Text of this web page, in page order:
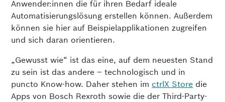
Anwender:innen die für ihren Bedarf ideale
Automatisierungslösung erstellen können. Außerdem
können sie hier auf Beispielapplikationen zugreifen
und sich daran orientieren.
„Gewusst wie“ ist das eine, auf dem neuesten Stand
zu sein ist das andere – technologisch und in
puncto Know-how. Daher stehen im ctrlX Store die
Apps von Bosch Rexroth sowie die der Third-Party-